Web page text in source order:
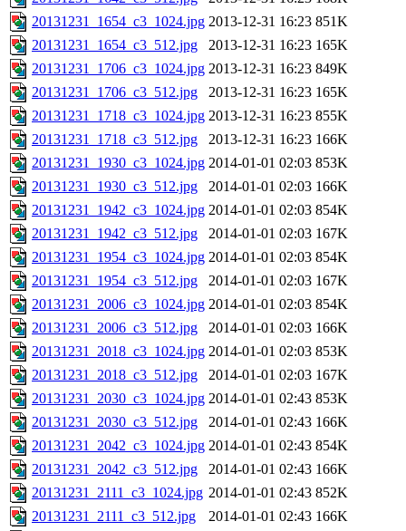
20131231_1654_c3_1024.jpg 2013-12-31 16:23 851K
20131231_1654_c3_512.jpg
2013-12-31 16:23 165K
20131231_1706_c3_1024.jpg 2013-12-31 16:23 849K
20131231_1706_c3_512.jpg
2013-12-31 16:23 165K
20131231_1718_c3_1024.jpg 2013-12-31 16:23 855K
20131231_1718_c3_512.jpg
2013-12-31 16:23 166K
20131231_1930_c3_1024.jpg 2014-01-01 02:03 853K
20131231_1930_c3_512.jpg
2014-01-01 02:03 166K
20131231_1942_c3_1024.jpg 2014-01-01 02:03 854K
20131231_1942_c3_512.jpg
2014-01-01 02:03 167K
20131231_1954_c3_1024.jpg 2014-01-01 02:03 854K
20131231_1954_c3_512.jpg
2014-01-01 02:03 167K
20131231_2006_c3_1024.jpg 2014-01-01 02:03 854K
20131231_2006_c3_512.jpg
2014-01-01 02:03 166K
20131231_2018_c3_1024.jpg 2014-01-01 02:03 853K
20131231_2018_c3_512.jpg
2014-01-01 02:03 167K
20131231_2030_c3_1024.jpg 2014-01-01 02:43 853K
20131231_2030_c3_512.jpg
2014-01-01 02:43 166K
20131231_2042_c3_1024.jpg 2014-01-01 02:43 854K
20131231_2042_c3_512.jpg
2014-01-01 02:43 166K
20131231_2111_c3_1024.jpg 2014-01-01 02:43 852K
20131231_2111_c3_512.jpg
2014-01-01 02:43 166K